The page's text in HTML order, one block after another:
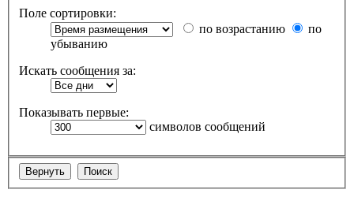
Поле сортировки:
по возрастанию
по
убыванию
Искать сообщения за:
Показывать первые:
символов сообщений